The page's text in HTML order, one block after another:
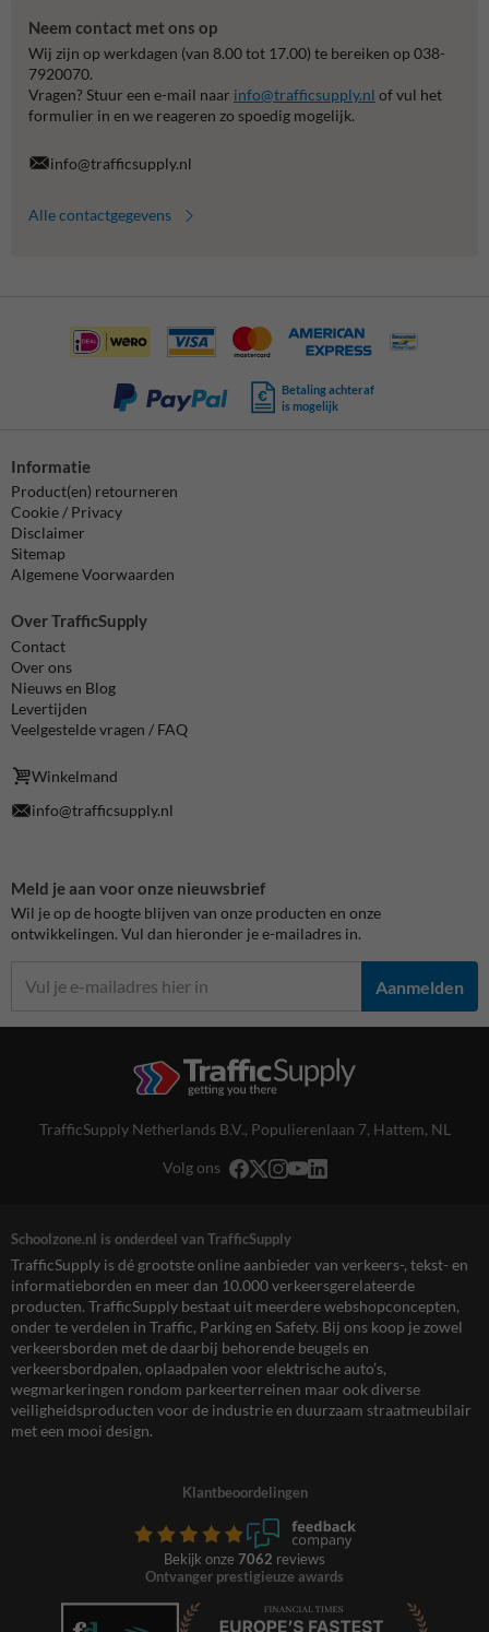
Neem contact met ons op
Wij zijn op werkdagen (van 8.00 tot 17.00) te bereiken op 038-
7920070.
Vragen? Stuur een e-mail naar info@trafficsupply.nl of vul het
formulier in en we reageren zo spoedig mogelijk.
info@trafficsupply.nl
Alle contactgegevens
Betaling achteraf
is mogelijk
Informatie
Product(en) retourneren
Cookie / Privacy
Disclaimer
Sitemap
Algemene Voorwaarden
Over TrafficSupply
Contact
Over ons
Nieuws en Blog
Levertijden
Veelgestelde vragen / FAQ
Winkelmand
info@trafficsupply.nl
Meld je aan voor onze nieuwsbrief
Wil je op de hoogte blijven van onze producten en onze
ontwikkelingen. Vul dan hieronder je e-mailadres in.
Aanmelden
TrafficSupply Netherlands B.V., Populierenlaan 7, Hattem, NL
Volg ons
Schoolzone.nl is onderdeel van TrafficSupply
TrafficSupply is dé grootste online aanbieder van verkeers-, tekst- en
informatieborden en meer dan 10.000 verkeersgerelateerde
producten. TrafficSupply bestaat uit meerdere webshopconcepten,
onder te verdelen in Traffic, Parking en Safety. Bij ons koop je zowel
verkeersborden met de daarbij behorende beugels en
verkeersbordpalen, oplaadpalen voor elektrische auto’s,
wegmarkeringen rondom parkeerterreinen maar ook diverse
veiligheidsproducten voor de industrie en duurzaam straatmeubilair
met een mooi design.
Klantbeoordelingen
Bekijk onze 7062 reviews
Ontvanger prestigieuze awards